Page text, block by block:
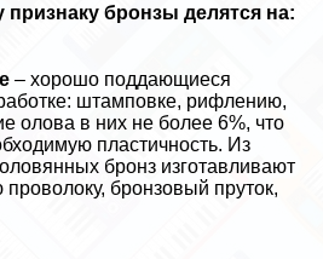
признаку бронзы делятся на:
– хорошо поддающиеся
штамповке, рифлению,
олова в них не более 6%, что
пластичность. Из
бронз изготавливают
бронзовый пруток,